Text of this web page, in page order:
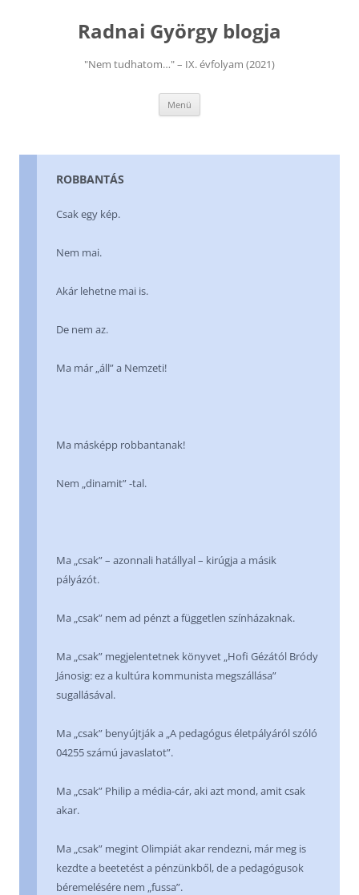
Radnai György blogja
"Nem tudhatom…" – IX. évfolyam (2021)
Menü
ROBBANTÁS
Csak egy kép.
Nem mai.
Akár lehetne mai is.
De nem az.
Ma már „áll” a Nemzeti!
Ma másképp robbantanak!
Nem „dinamit” -tal.
Ma „csak” – azonnali hatállyal – kirúgja a másik
pályázót.
Ma „csak” nem ad pénzt a független színházaknak.
Ma „csak” megjelentetnek könyvet „Hofi Gézától Bródy
Jánosig: ez a kultúra kommunista megszállása”
sugallásával.
Ma „csak” benyújtják a „A pedagógus életpályáról szóló
04255 számú javaslatot”.
Ma „csak” Philip a média-cár, aki azt mond, amit csak
akar.
Ma „csak” megint Olimpiát akar rendezni, már meg is
kezdte a beetetést a pénzünkből, de a pedagógusok
béremelésére nem „fussa”.